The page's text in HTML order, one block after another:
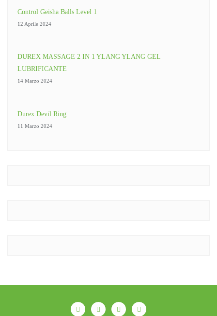
Control Geisha Balls Level 1
12 Aprile 2024
DUREX MASSAGE 2 IN 1 YLANG YLANG GEL
LUBRIFICANTE
14 Marzo 2024
Durex Devil Ring
11 Marzo 2024